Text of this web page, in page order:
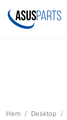
Hem Desktop